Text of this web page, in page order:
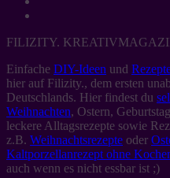
FILIZITY.
Einfache DIY-Ideen und
hier auf Filizity., dem ersten
Deutschlands. Hier findest du
Weihnachten, Ostern,
leckere Alltagsrezepte sowie
z.B. Weihnachtsrezepte oder
Kaltporzellanrezept ohne
auch wenn es nicht essbar ist ;)